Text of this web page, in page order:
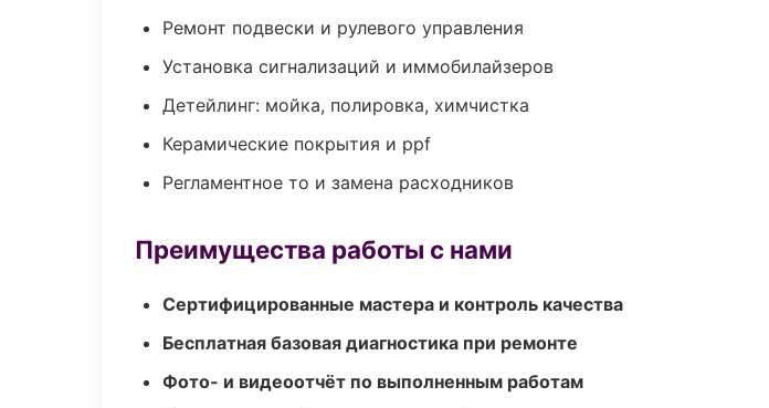
Ремонт подвески и рулевого управления
Установка сигнализаций и иммобилайзеров
Детейлинг: мойка, полировка, химчистка
Керамические покрытия и ppf
Регламентное то и замена расходников
Преимущества работы с нами
Сертифицированные мастера и контроль качества
Бесплатная базовая диагностика при ремонте
Фото- и видеоотчёт по выполненным работам